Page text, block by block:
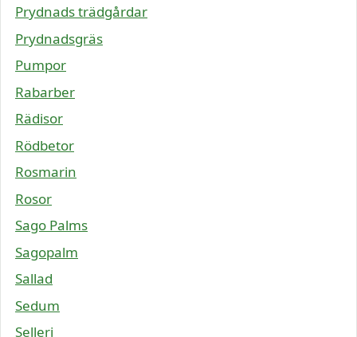
Prydnads trädgårdar
Prydnadsgräs
Pumpor
Rabarber
Rädisor
Rödbetor
Rosmarin
Rosor
Sago Palms
Sagopalm
Sallad
Sedum
Selleri